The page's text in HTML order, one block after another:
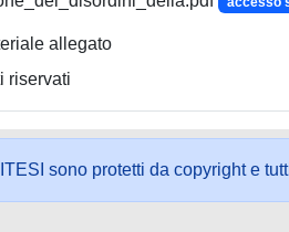
allegato
riservati
sono protetti da copyright e